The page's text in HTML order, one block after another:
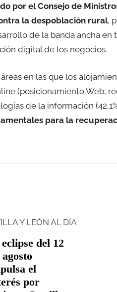
por el Consejo de
la despoblación rural,
de la banda ancha en
digital de los negocios.
en las que los
(posicionamiento Web,
de la información
para la
Y LEÓN AL DÍA
del 12
agosto
el
por